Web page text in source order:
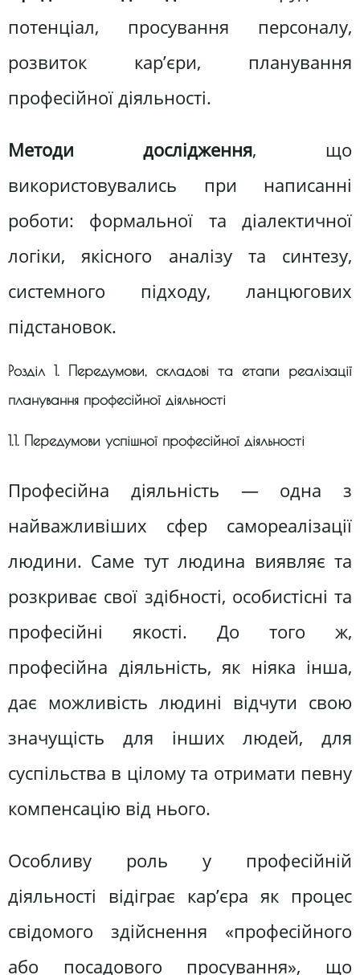
потенціал, просування персоналу,
розвиток кар’єри, планування
професійної діяльності.
Методи дослідження, що
використовувались при написанні
роботи: формальної та діалектичної
логіки, якісного аналізу та синтезу,
системного підходу, ланцюгових
підстановок.
Розділ 1. Передумови, складові та етапи реалізації
планування професійної діяльності
1.1. Передумови успішної професійної діяльності
Професійна діяльність — одна з
найважливіших сфер самореалізації
людини. Саме тут людина виявляє та
розкриває свої здібності, особистісні та
професійні якості. До того ж,
професійна діяльність, як ніяка інша,
дає можливість людині відчути свою
значущість для інших людей, для
суспільства в цілому та отримати певну
компенсацію від нього.
Особливу роль у професійній
діяльності відіграє кар’єра як процес
свідомого здійснення «професійного
або посадового просування», що